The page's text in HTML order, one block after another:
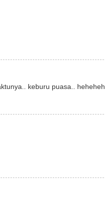
keburu puasa.. heheheh